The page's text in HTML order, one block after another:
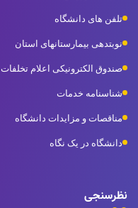
تلفن های دانشگاه
نوبتدهی بیمارستانهای استان
صندوق الکترونیکی اعلام تخلفات
شناسنامه خدمات
مناقصات و مزایدات دانشگاه
دانشگاه در یک نگاه
نظرسنجی